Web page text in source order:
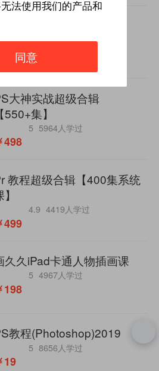
5 9721人学过
￥198
大神实战超级合辑
【550+集】
5 5964人学过
498
教程超级合辑【400集系统
4.9 4419人学过
499
久久iPad卡通人物插画课
5 4967人学过
198
教程(Photoshop)2019
5 8656人学过
19
法使用我们的产品和
同意